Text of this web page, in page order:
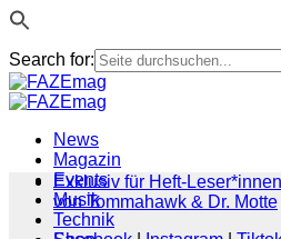
Search for:
Zum
Inhalt
News
Magazin
Events
Musik
Technik
Exklusiv für Heft-
von Tommahawk & Dr. Motte